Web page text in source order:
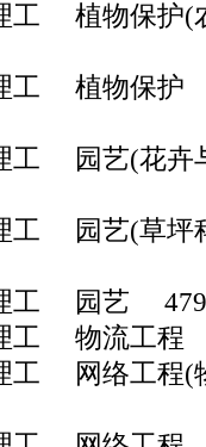
植物保护(
植物保护
园艺(花卉
园艺(草坪
工 园艺
物流工
网络工程(